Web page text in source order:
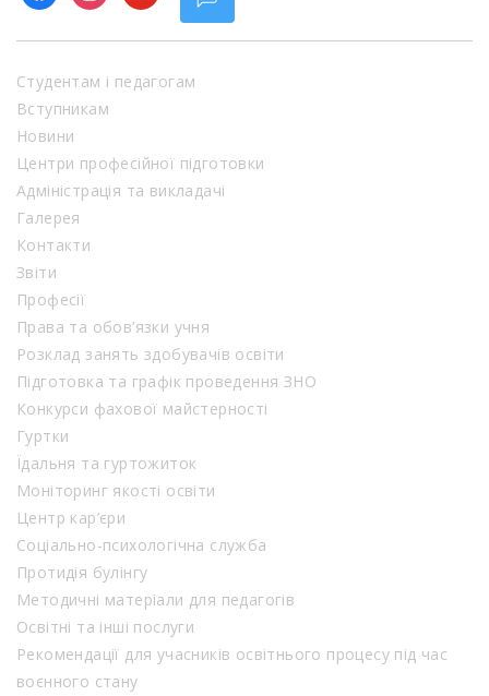
Студентам і педагогам
Вступникам
Новини
Центри професійної підготовки
Адміністрація та викладачі
Галерея
Контакти
Звіти
Професії
Права та обов’язки учня
Розклад занять здобувачів освіти
Підготовка та графік проведення ЗНО
Конкурси фахової майстерності
Гуртки
Їдальня та гуртожиток
Моніторинг якості освіти
Центр кар’єри
Соціально-психологічна служба
Протидія булінгу
Методичні матеріали для педагогів
Освітні та інші послуги
Рекомендації для учасників освітнього процесу під час
воєнного стану